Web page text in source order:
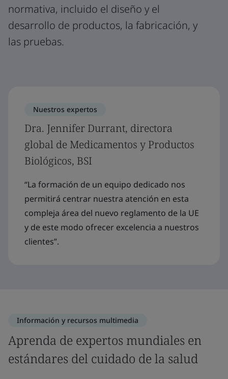
normativa, incluido el diseño y el
desarrollo de productos, la fabricación, y
las pruebas.
Nuestros expertos
Dra. Jennifer Durrant, directora
global de Medicamentos y Productos
Biológicos, BSI
“La formación de un equipo dedicado nos
permitirá centrar nuestra atención en esta
compleja área del nuevo reglamento de la UE
y de este modo ofrecer excelencia a nuestros
clientes”.
Información y recursos multimedia
Aprenda de expertos mundiales en
estándares del cuidado de la salud